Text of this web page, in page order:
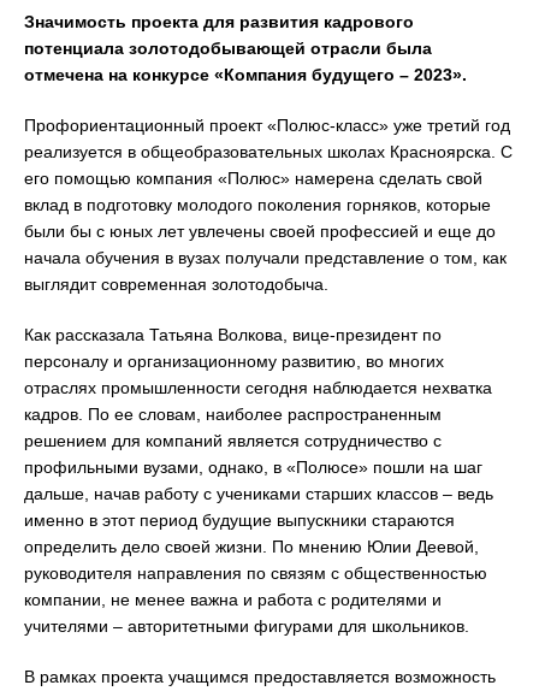
Значимость проекта для развития кадрового
потенциала золотодобывающей отрасли была
отмечена на конкурсе «Компания будущего – 2023».
Профориентационный проект «Полюс-класс» уже третий год
реализуется в общеобразовательных школах Красноярска. С
его помощью компания «Полюс» намерена сделать свой
вклад в подготовку молодого поколения горняков, которые
были бы с юных лет увлечены своей профессией и еще до
начала обучения в вузах получали представление о том, как
выглядит современная золотодобыча.
Как рассказала Татьяна Волкова, вице-президент по
персоналу и организационному развитию, во многих
отраслях промышленности сегодня наблюдается нехватка
кадров. По ее словам, наиболее распространенным
решением для компаний является сотрудничество с
профильными вузами, однако, в «Полюсе» пошли на шаг
дальше, начав работу с учениками старших классов – ведь
именно в этот период будущие выпускники стараются
определить дело своей жизни. По мнению Юлии Деевой,
руководителя направления по связям с общественностью
компании, не менее важна и работа с родителями и
учителями – авторитетными фигурами для школьников.
В рамках проекта учащимся предоставляется возможность